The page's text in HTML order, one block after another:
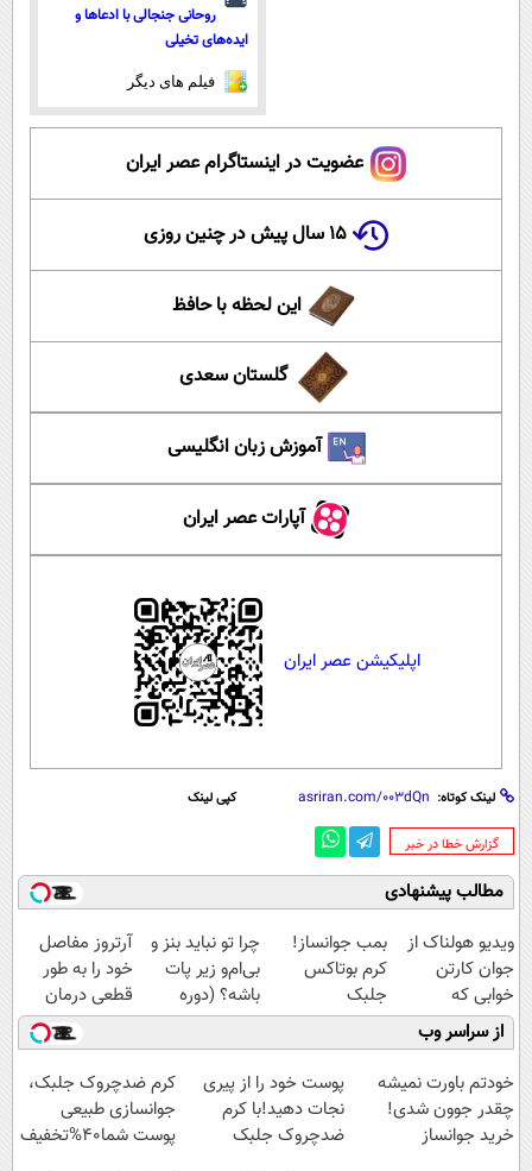
روحانی جنجالی با ادعاها و
ایده‌های تخیلی
فیلم های دیگر
عضویت در اینستاگرام عصر ایران
۱۵ سال پیش در چنین روزی
این لحظه با حافظ
گلستان سعدی
آموزش زبان انگلیسی
آپارات عصر ایران
اپلیکیشن عصر ایران
لینک کوتاه: کپی لینک
‌گزارش خطا در خبر
مطالب پیشنهادی
ویدیو هولناک از
جوان کارتن
خوابی که
میلیاردر شد.
آموزش رایگان
بمب جوانساز!
کرم بوتاکس
جلبک
اسپیرولینا50%تخفیف
چرا تو نباید بنز و
بی‌ام‌و زیر پات
باشه؟ (دوره
رایگان درآمد
میلیاردی)
آرتروز مفاصل
خود را به طور
قطعی درمان
کنید!
◗پرسش‌نامه◖
از سراسر وب
خودتم باورت نمیشه
چقدر جوون شدی!
خرید جوانساز
پوست خود را از پیری
نجات دهید!با کرم
ضدچروک جلبک
کرم ضدچروک جلبک،
جوانسازی طبیعی
پوست شما40%تخفیف